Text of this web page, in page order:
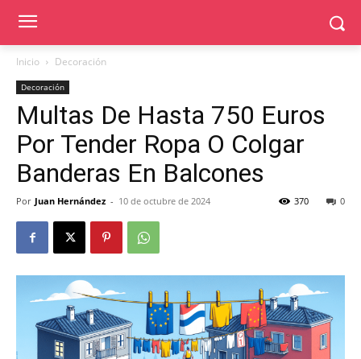
Inicio Decoración
Decoración
Multas De Hasta 750 Euros
Por Tender Ropa O Colgar
Banderas En Balcones
Por Juan Hernández - 10 de octubre de 2024 0
370